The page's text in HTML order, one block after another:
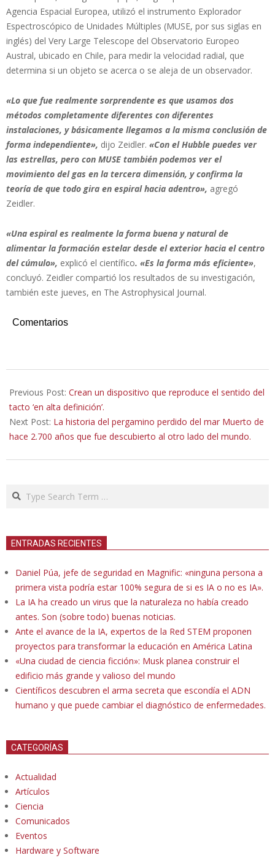
Agencia Espacial Europea, utilizó el instrumento Explorador
Espectroscópico de Unidades Múltiples (MUSE, por sus siglas en
inglés) del Very Large Telescope del Observatorio Europeo
Austral, ubicado en Chile, para medir la velocidad radial, que
determina si un objeto se acerca o se aleja de un observador.
«Lo que fue realmente sorprendente es que usamos dos
métodos completamente diferentes con diferentes
instalaciones, y básicamente llegamos a la misma conclusión de
forma independiente», dijo Zeidler. «Con el Hubble puedes ver
las estrellas, pero con MUSE también podemos ver el
movimiento del gas en la tercera dimensión, y confirma la
teoría de que todo gira en espiral hacia adentro», agregó
Zeidler.
«Una espiral es realmente la forma buena y natural de
alimentar la formación estelar desde el exterior hacia el centro
del cúmulo», explicó el científico. «Es la forma más eficiente»,
concluyó. Zeidler compartió los resultados de su investigación,
también este jueves, en The Astrophysical Journal.
Comentarios
09-
12
Previous Post: Crean un dispositivo que reproduce el sentido del
tacto ‘en alta definición’.
Next Post: La historia del pergamino perdido del mar Muerto de
hace 2.700 años que fue descubierto al otro lado del mundo.
Search
ENTRADAS RECIENTES
Daniel Púa, jefe de seguridad en Magnific: «ninguna persona a
primera vista podría estar 100% segura de si es IA o no es IA».
La IA ha creado un virus que la naturaleza no había creado
antes. Son (sobre todo) buenas noticias.
Ante el avance de la IA, expertos de la Red STEM proponen
proyectos para transformar la educación en América Latina
«Una ciudad de ciencia ficción»: Musk planea construir el
edificio más grande y valioso del mundo
Científicos descubren el arma secreta que escondía el ADN
humano y que puede cambiar el diagnóstico de enfermedades.
CATEGORÍAS
Actualidad
Artículos
Ciencia
Comunicados
Eventos
Hardware y Software